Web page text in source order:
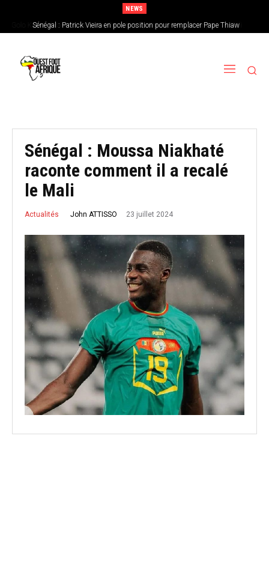
NEWS
Sénégal : Patrick Vieira en pole position pour remplacer Pape Thiaw
Sénégal : Moussa Niakhaté
raconte comment il a recalé
le Mali
Actualités John ATTISSO 23 juillet 2024